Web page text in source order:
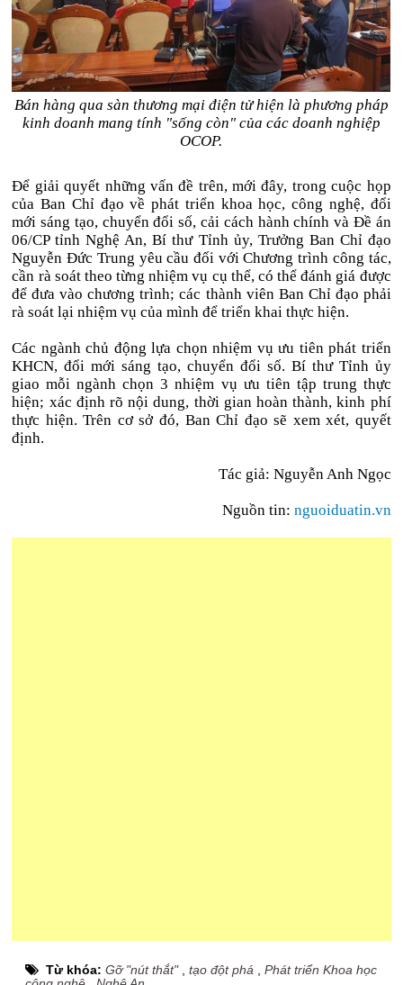
Bán hàng qua sàn thương mại điện tử hiện là phương pháp
kinh doanh mang tính "sống còn" của các doanh nghiệp
OCOP.
Để giải quyết những vấn đề trên, mới đây, trong cuộc họp
của Ban Chỉ đạo về phát triển khoa học, công nghệ, đổi
mới sáng tạo, chuyển đổi số, cải cách hành chính và Đề án
06/CP tỉnh Nghệ An, Bí thư Tỉnh ủy, Trưởng Ban Chỉ đạo
Nguyễn Đức Trung yêu cầu đối với Chương trình công tác,
cần rà soát theo từng nhiệm vụ cụ thể, có thể đánh giá được
để đưa vào chương trình; các thành viên Ban Chỉ đạo phải
rà soát lại nhiệm vụ của mình để triển khai thực hiện.
Các ngành chủ động lựa chọn nhiệm vụ ưu tiên phát triển
KHCN, đổi mới sáng tạo, chuyển đổi số. Bí thư Tỉnh ủy
giao mỗi ngành chọn 3 nhiệm vụ ưu tiên tập trung thực
hiện; xác định rõ nội dung, thời gian hoàn thành, kinh phí
thực hiện. Trên cơ sở đó, Ban Chỉ đạo sẽ xem xét, quyết
định.
Tác giả: Nguyễn Anh Ngọc
Nguồn tin: nguoiduatin.vn
Từ khóa:Gỡ "nút thắt",tạo đột phá ,Phát triển Khoa học